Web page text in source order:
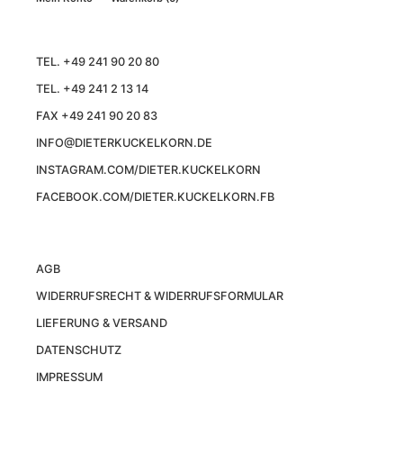
TEL. +49 241 90 20 80
TEL. +49 241 2 13 14
FAX +49 241 90 20 83
INFO@DIETERKUCKELKORN.DE
INSTAGRAM.COM/DIETER.KUCKELKORN
FACEBOOK.COM/DIETER.KUCKELKORN.FB
AGB
WIDERRUFSRECHT & WIDERRUFSFORMULAR
LIEFERUNG & VERSAND
DATENSCHUTZ
IMPRESSUM